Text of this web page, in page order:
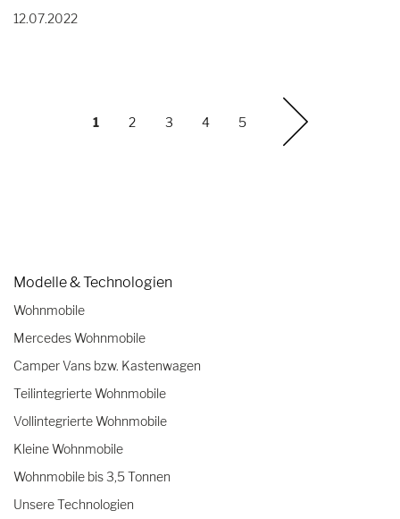
12.07.2022
1 2 3 4 5
Modelle & Technologien
Wohnmobile
Mercedes Wohnmobile
Camper Vans bzw. Kastenwagen
Teilintegrierte Wohnmobile
Vollintegrierte Wohnmobile
Kleine Wohnmobile
Wohnmobile bis 3,5 Tonnen
Unsere Technologien